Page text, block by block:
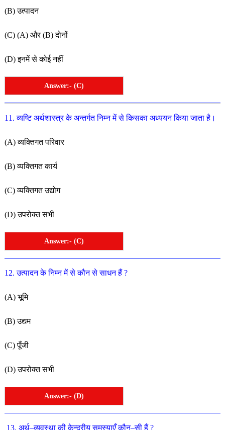
(B)उत्पादन
(C) (A) और(B)दोनों
(D)इनमेंसेकोईनहीं
Answer:- (C)
11 .व्यष्टिअर्थशास्त्रकेअन्तर्गतनिम्नमेंसेकिसका अध्ययनकियाजाताहै।
(A)व्यक्तिगतपरिवार
(B)व्यक्तिगतकार्य
(C)व्यक्तिगतउद्योग
(D)उपरोक्तसभी
Answer:- (C)
12.उत्पादनकेनिम्नमेंसेकौनसेसाधनहैं ?
(A) भूमि
(B)उद्यम
(C)पूँजी
(D) उपरोक्तसभी
Answer:- (D)
13. अर्थ–व्यवस्थाकीकेन्द्रीयसमस्याएँकौन–सीहैं ?